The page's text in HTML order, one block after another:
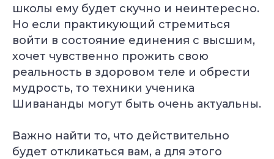
школы ему будет скучно и неинтересно.
Но если практикующий стремиться
войти в состояние единения с высшим,
хочет чувственно прожить свою
реальность в здоровом теле и обрести
мудрость, то техники ученика
Шивананды могут быть очень актуальны.
Важно найти то, что действительно
будет откликаться вам, а для этого